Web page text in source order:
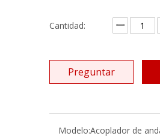
Cantidad:
Preguntar
Modelo:Acoplador de